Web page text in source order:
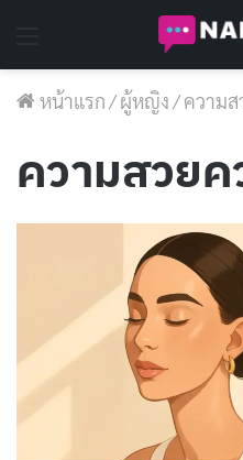
หน้าแรก/ผู้หญิง/ความ
ความสวยค